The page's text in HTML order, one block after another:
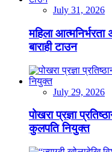
July 31, 2026
महिला
बाराही टाउन
July 29, 2026
पोखरा प्रज्ञा
कुलपति नियुक्त